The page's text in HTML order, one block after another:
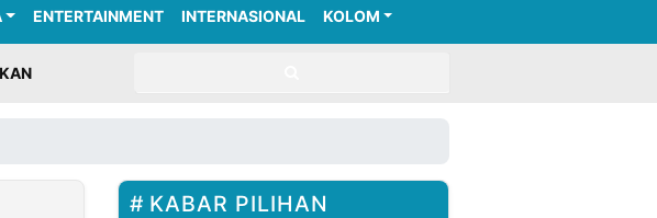
ENTERTAINMENT INTERNASIONAL KOLOM
KABAR PILIHAN